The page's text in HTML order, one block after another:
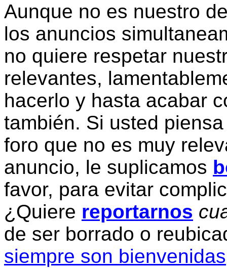
Aunque no es nuestro
los anuncios
no quiere respetar
relevantes,
hacerlo y hasta acabar
también. Si usted
foro que no es muy
anuncio, le suplicamos
favor, para evitar
¿Quiere reportarnos
de ser borrado o
siempre son bienvenidas